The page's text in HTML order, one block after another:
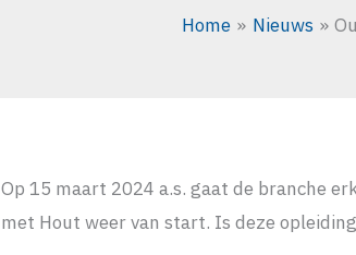
Home Nieuws
Op 15 maart 2024 a.s. gaat de branche
met Hout weer van start. Is deze